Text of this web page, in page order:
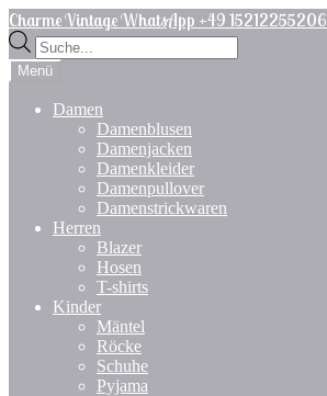
Zur
Navigation
springen
Zum
Inhalt
springen
Charme Vintage WhatsApp +49 15212255206
Products
search
Menü
Damen
Damenblusen
Damenjacken
Damenkleider
Damenpullover
Damenstrickwaren
Herren
Blazer
Hosen
T-shirts
Kinder
Mäntel
Röcke
Schuhe
Pyjama